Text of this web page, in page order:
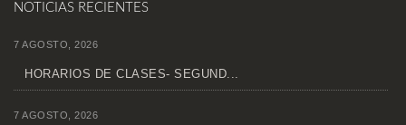
NOTICIAS RECIENTES
7 AGOSTO, 2026
HORARIOS DE CLASES- SEGUND...
7 AGOSTO, 2026